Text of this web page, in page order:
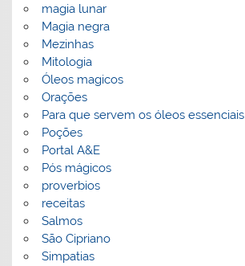
magia lunar
Magia negra
Mezinhas
Mitologia
Óleos magicos
Orações
Para que servem os óleos essenciais
Poções
Portal A&E
Pós mágicos
proverbios
receitas
Salmos
São Cipriano
Simpatias